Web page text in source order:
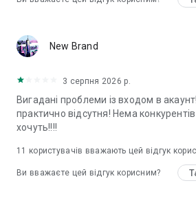
New Brand
3 серпня 2026 р.
Вигадані проблеми із входом в
практично відсутня! Нема
хочуть!!!!
11 користувачів вважають цей відгук
Ви вважаєте цей відгук корисним?